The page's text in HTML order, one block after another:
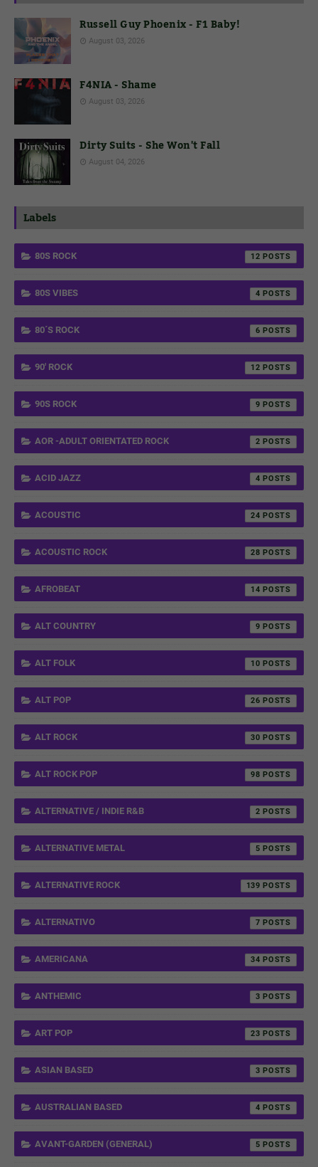
Russell Guy Phoenix - F1 Baby!
August 03, 2026
F4NIA - Shame
August 03, 2026
Dirty Suits - She Won't Fall
August 04, 2026
Labels
80S ROCK 12
80S VIBES 4
80´S ROCK 6
90' ROCK 12
90S ROCK 9
AOR -ADULT ORIENTATED ROCK 2
ACID JAZZ 4
ACOUSTIC 24
ACOUSTIC ROCK 28
AFROBEAT 14
ALT COUNTRY 9
ALT FOLK 10
ALT POP 26
ALT ROCK 30
ALT ROCK POP 98
ALTERNATIVE / INDIE R&B 2
ALTERNATIVE METAL 5
ALTERNATIVE ROCK 139
ALTERNATIVO 7
AMERICANA 34
ANTHEMIC 3
ART POP 23
ASIAN BASED 3
AUSTRALIAN BASED 4
AVANT-GARDEN (GENERAL) 5